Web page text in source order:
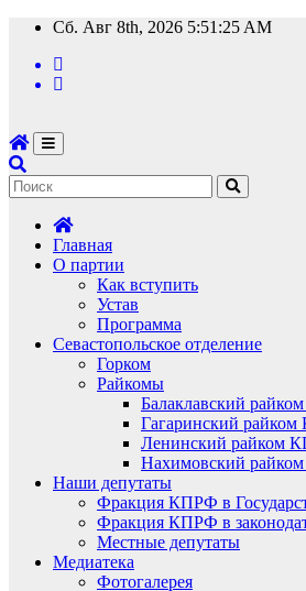
Перейти
содержимому
Сб. Авг 8th, 2026 5:51:26 AM
Главная
О партии
Как вступить
Устав
Программа
Севастопольское отделение
Горком
Райкомы
Балаклавский
Гагаринский
Ленинский райком
Нахимовский
Наши депутаты
Фракция КПРФ в
Фракция КПРФ в
Местные депутаты
Медиатека
Фотогалерея